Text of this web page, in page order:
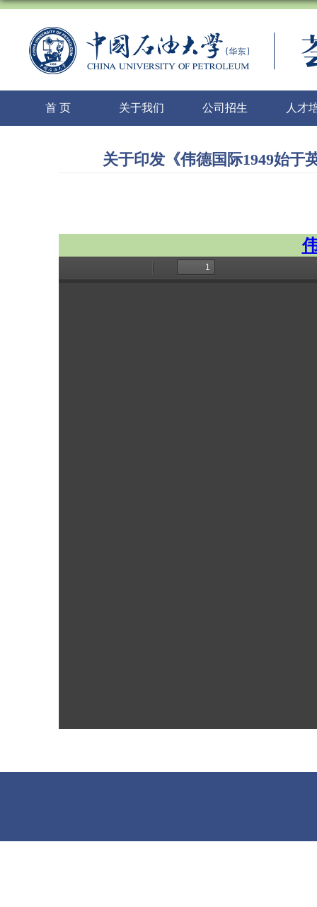
首 页 关于我们 公司招生 人才
关于印发《伟德国际1949始于